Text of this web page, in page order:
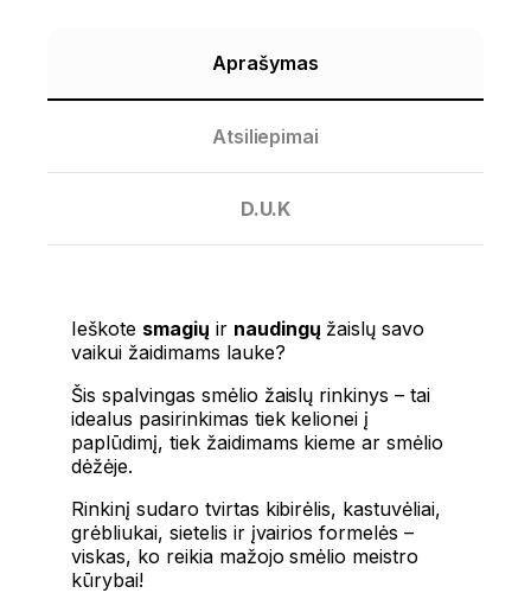
Aprašymas
Atsiliepimai
D.U.K
Ieškote smagių ir naudingų žaislų savo
vaikui žaidimams lauke?
Šis spalvingas smėlio žaislų rinkinys – tai
idealus pasirinkimas tiek kelionei į
paplūdimį, tiek žaidimams kieme ar smėlio
dėžėje.
Rinkinį sudaro tvirtas kibirėlis, kastuvėliai,
grėbliukai, sietelis ir įvairios formelės –
viskas, ko reikia mažojo smėlio meistro
kūrybai!